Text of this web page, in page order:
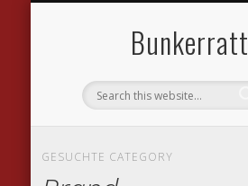
GESUCHTE CATEGORY